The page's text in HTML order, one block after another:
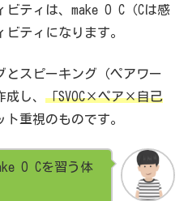
ティは、make O C（Cは感
ティになります。
とスピーキング（ペアワー
し、 「SVOC×ペア×自己
重視のものです。
O Cを習う体